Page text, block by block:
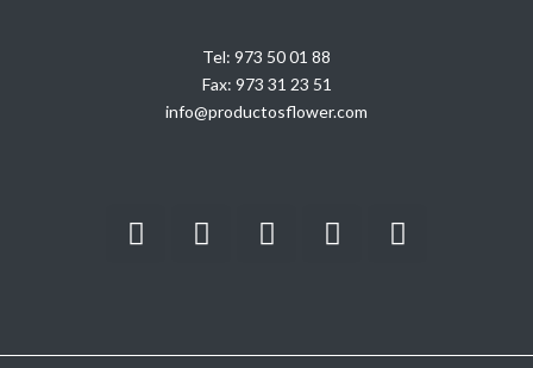
Tel: 973 50 01 88
Fax: 973 31 23 51
info@productosflower.com